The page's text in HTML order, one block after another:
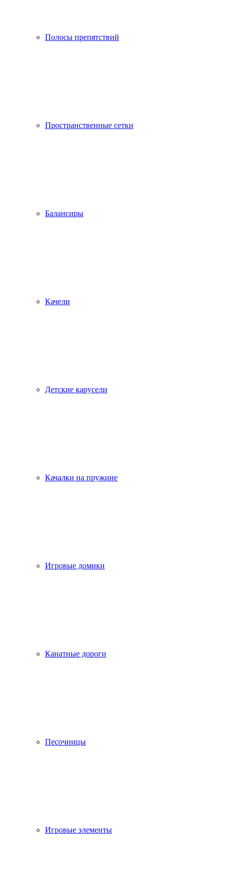
Полосы препятствий
Пространственные сетки
Балансиры
Качели
Детские карусели
Качалки на пружине
Игровые домики
Канатные дороги
Песочницы
Игровые элементы